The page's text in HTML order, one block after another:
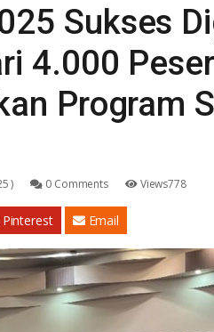
Sukses
4.000
Program
) 0 Comments Views778
Pinterest Email